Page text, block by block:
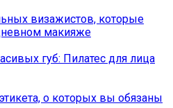
визажистов, которые
макияже
губ: Пилатес для лица
о которых вы обязаны